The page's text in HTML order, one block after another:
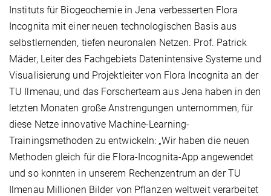
Instituts für Biogeochemie in Jena verbesserten Flora
Incognita mit einer neuen technologischen Basis aus
selbstlernenden, tiefen neuronalen Netzen. Prof. Patrick
Mäder, Leiter des Fachgebiets Datenintensive Systeme und
Visualisierung und Projektleiter von Flora Incognita an der
TU Ilmenau, und das Forscherteam aus Jena haben in den
letzten Monaten große Anstrengungen unternommen, für
diese Netze innovative Machine-Learning-
Trainingsmethoden zu entwickeln: „Wir haben die neuen
Methoden gleich für die Flora-Incognita-App angewendet
und so konnten in unserem Rechenzentrum an der TU
Ilmenau Millionen Bilder von Pflanzen weltweit verarbeitet